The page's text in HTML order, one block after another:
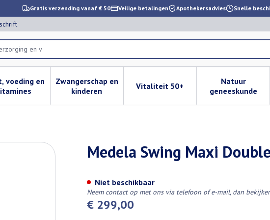
Gratis verzending vanaf € 50 Veilige betalingen Apothekersadvies Snelle
Schoonheid, verzorging en hygiëne categorie
voeding en
Toon submenu voor Dieet, voeding en vitamines categorie
Zwangerschap en
kinderenToon submenu voor Zwangerschap en kinderen
Vitaliteit 50+Toon submenu voor Vitaliteit
Natuur
geneeskunde
Toon
Electric BreastMedela Swing Maxi
€ 299,00
Niet beschikbaar
Neem contact op met ons via telefoon of e-mail, dan